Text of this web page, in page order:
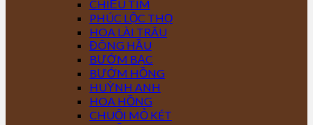
CHIỀU TÍM
PHÚC LỘC THỌ
HOA LÀI TRÂU
ĐÔNG HẦU
BƯỚM BẠC
BƯỚM HỒNG
HUỲNH ANH
HOA HỒNG
CHUỐI MỎ KÉT